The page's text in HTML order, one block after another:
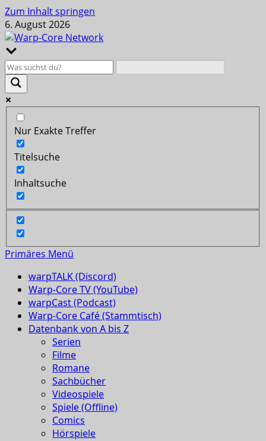
Zum Inhalt springen
6. August 2026
Nur Exakte Treffer
Titelsuche
Inhaltsuche
Primäres Menü
warpTALK (Discord)
Warp-Core TV (YouTube)
warpCast (Podcast)
Warp-Core Café (Stammtisch)
Datenbank von A bis Z
Serien
Filme
Romane
Sachbücher
Videospiele
Spiele (Offline)
Comics
Hörspiele